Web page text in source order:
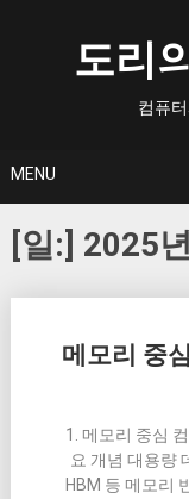
도리
컴퓨
MENU
[일:] 2025
메모리 중
1. 메모리 중심
요 개념 대용량
HBM 등 메모리
navigation